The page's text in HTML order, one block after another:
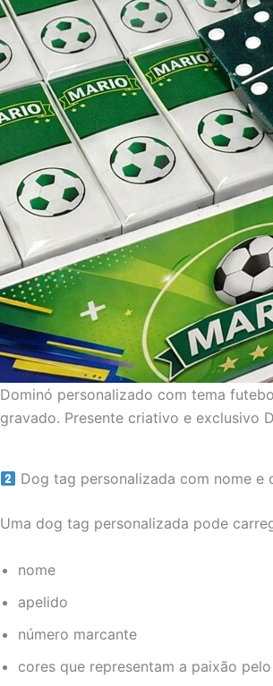
Dominó personalizado com tema
gravado. Presente criativo e exclusivo
Dog tag personalizada com nome e
Uma dog tag personalizada pode
nome
apelido
número marcante
cores que representam a paixão